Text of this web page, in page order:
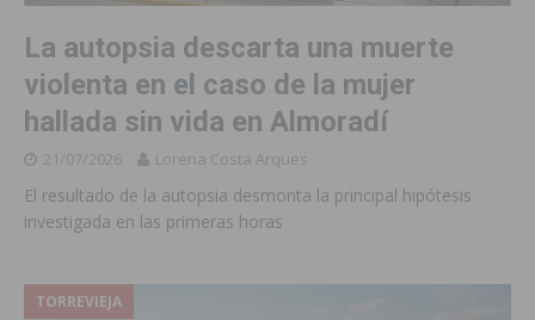
La autopsia descarta una muerte
violenta en el caso de la mujer
hallada sin vida en Almoradí
21/07/2026 Lorena Costa Arques
El resultado de la autopsia desmonta la principal hipótesis
investigada en las primeras horas
TORREVIEJA